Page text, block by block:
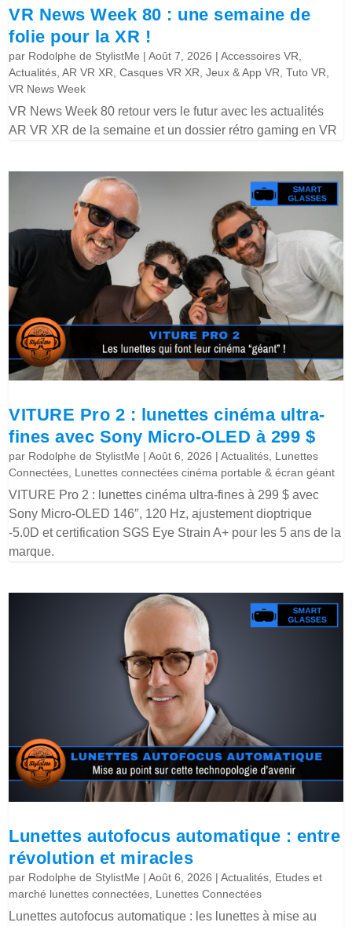
VR News Week 80 : une semaine de
folie pour la XR !
par Rodolphe de StylistMe |Août 7, 2026 |Accessoires VR
Actualités ,AR VR XR ,Casques VR XR ,Jeux & App VR ,Tuto VR
VR News Week
VR News Week 80 retour vers le futur avec les actualités
AR VR XR de la semaine et un dossier rétro gaming en VR
VITURE Pro 2 : lunettes cinéma ultra-
fines avec Sony Micro-OLED à 299 $
par Rodolphe de StylistMe |Août 6, 2026 |Actualités Lunettes
Connectées Lunettes connectées cinéma portable & écran géant
VITURE Pro 2 : lunettes cinéma ultra-fines à 299 $ avec
Sony Micro-OLED 146″, 120 Hz, ajustement dioptrique
-5.0D et certification SGS Eye Strain A+ pour les 5 ans de la
marque.
Lunettes autofocus automatique : entre
révolution et miracles
par Rodolphe de StylistMe |Août 6, 2026 |Actualités Etudes et
marché lunettes connectées Lunettes Connectées
Lunettes autofocus automatique : les lunettes à mise au